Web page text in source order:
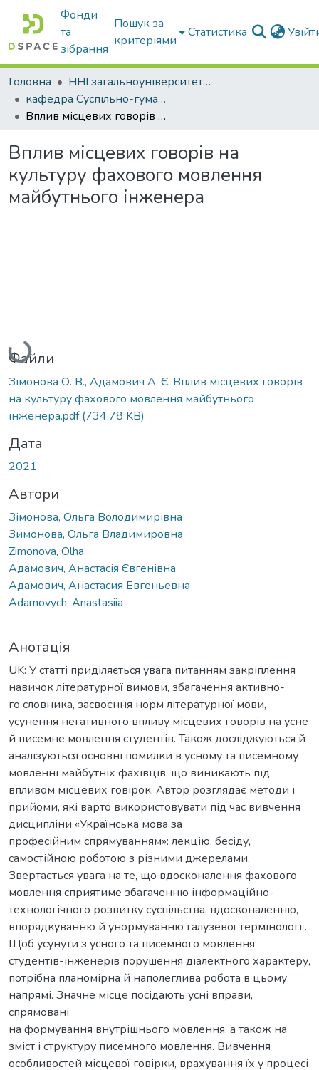
Фонди
та
зібрання
Пошук за
критеріями
Статистика
Головна
ННІ загальноуніверситетської підготовки
кафедра Суспільно-гуманітарні науки
Вплив місцевих говорів на культуру фахового мовлення майбутнього інженера
Вплив місцевих говорів на
культуру фахового мовлення
майбутнього інженера
Вантажиться...
Файли
Зімонова О. В., Адамович А. Є. Вплив місцевих говорів
на культуру фахового мовлення майбутнього
інженера.pdf(734.78 KB)
Дата
2021
Автори
Зімонова, Ольга Володимирівна
Зимонова, Ольга Владимировна
Zimonova, Olha
Адамович, Анастасія Євгенівна
Адамович, Анастасия Евгеньевна
Adamovych, Anastasiia
Анотація
UK: У статті приділяється увага питанням закріплення
навичок літературної вимови, збагачення активно-
го словника, засвоєння норм літературної мови,
усунення негативного впливу місцевих говорів на усне
й писемне мовлення студентів. Також досліджуються й
аналізуються основні помилки в усному та писемному
мовленні майбутніх фахівців, що виникають під
впливом місцевих говірок. Автор розглядає методи і
прийоми, які варто використовувати під час вивчення
дисципліни «Українська мова за
професійним спрямуванням»: лекцію, бесіду,
самостійною роботою з різними джерелами.
Звертається увага на те, що вдосконалення фахового
мовлення сприятиме збагаченню інформаційно-
технологічного розвитку суспільства, вдосконаленню,
впорядкуванню й унормуванню галузевої термінології.
Щоб усунути з усного та писемного мовлення
студентів-інженерів порушення діалектного характеру,
потрібна планомірна й наполеглива робота в цьому
напрямі. Значне місце посідають усні вправи,
спрямовані
на формування внутрішнього мовлення, а також на
зміст і структуру писемного мовлення. Вивчення
особливостей місцевої говірки, врахування їх у процесі